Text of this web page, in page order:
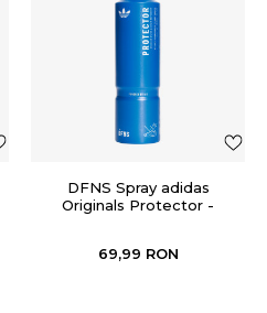
DFNS Spray adidas
Originals Protector -
69,99 RON